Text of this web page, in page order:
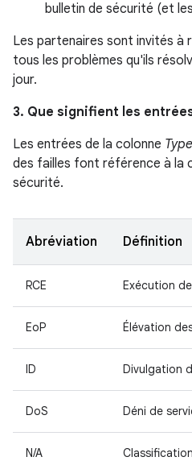
bulletin de sécurité (et
Les partenaires sont invités
tous les problèmes qu'ils
jour.
3. Que signifient les
Les entrées de la colonne Type
des failles font référence à la
sécurité.
Abréviation Définition
RCE Exécution
EoP Élévation
ID Divulgation
DoS Déni de
N/A